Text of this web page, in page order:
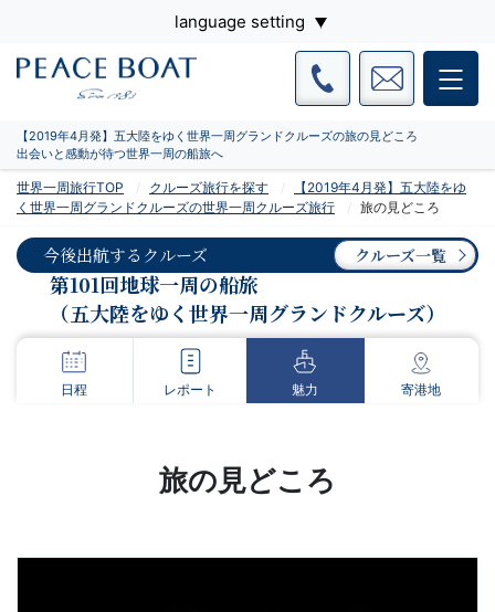
language setting
【2019年4月発】五大陸をゆく世界一周グランドクルーズの旅の見どころ
出会いと感動が待つ世界一周の船旅へ
世界一周旅行TOP クルーズ旅行を探す
【2019年4月発】五大陸をゆ
く世界一周グランドクルーズの世界一周クルーズ旅行
旅の見どころ
今後出航するクルーズ クルーズ一覧
第101回地球一周の船旅
（五大陸をゆく世界一周グランドクルーズ）
日程 レポート 魅力 寄港地
旅の見どころ